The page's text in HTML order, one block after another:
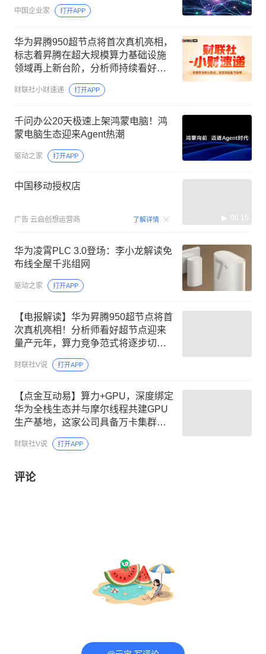
中国企业家 打开APP
华为昇腾950超节点将首次真机亮相，
标志着昇腾在超大规模算力基础设施
领域再上新台阶，分析师持续看好高
景气度的国产算力板块
财联社小财速递 打开APP
千问办公20天极速上架鸿蒙电脑！鸿
蒙电脑生态迎来Agent热潮
驱动之家 打开APP
中国移动授权店
广告 云启创想运营商 了解详情 00:15
华为凌霄PLC 3.0登场：李小龙解读免
布线全屋千兆组网
驱动之家 打开APP
【电报解读】华为昇腾950超节点将首
次真机亮相！分析师看好超节点迎来
量产元年，算力竞争范式将逐步切
换，建议关注三大细分领域，这家公
司具备对昇腾算力生态的兼容与支撑
财联社V说 打开APP
【点金互动易】算力+GPU，深度绑定
华为全栈生态并与摩尔线程共建GPU
生产基地，这家公司具备万卡集群交
付能力，全力推进“ALL IN AI”落地核心
行业
财联社V说 打开APP
评论